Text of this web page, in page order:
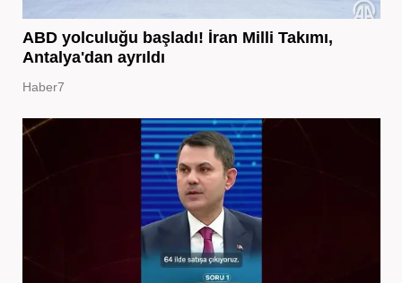
ABD yolculuğu başladı! İran Milli Takımı,
Antalya'dan ayrıldı
Haber7